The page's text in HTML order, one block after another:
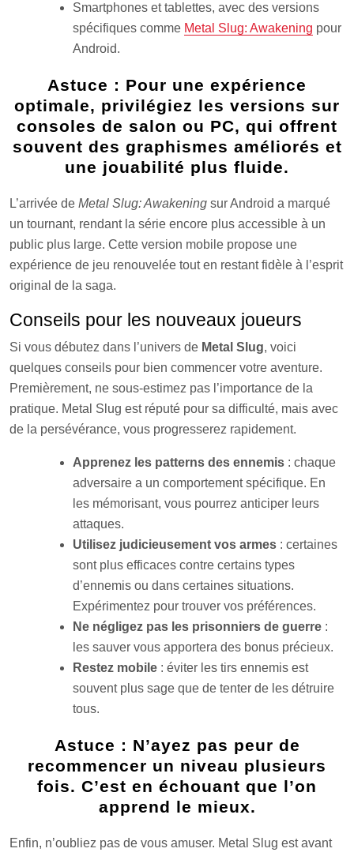
Smartphones et tablettes, avec des versions
spécifiques comme Metal Slug: Awakening pour
Android.
Astuce : Pour une expérience
optimale, privilégiez les versions sur
consoles de salon ou PC, qui offrent
souvent des graphismes améliorés et
une jouabilité plus fluide.
L’arrivée de Metal Slug: Awakening sur Android a marqué
un tournant, rendant la série encore plus accessible à un
public plus large. Cette version mobile propose une
expérience de jeu renouvelée tout en restant fidèle à l’esprit
original de la saga.
Conseils pour les nouveaux joueurs
Si vous débutez dans l’univers de Metal Slug, voici
quelques conseils pour bien commencer votre aventure.
Premièrement, ne sous-estimez pas l’importance de la
pratique. Metal Slug est réputé pour sa difficulté, mais avec
de la persévérance, vous progresserez rapidement.
Apprenez les patterns des ennemis : chaque
adversaire a un comportement spécifique. En
les mémorisant, vous pourrez anticiper leurs
attaques.
Utilisez judicieusement vos armes : certaines
sont plus efficaces contre certains types
d’ennemis ou dans certaines situations.
Expérimentez pour trouver vos préférences.
Ne négligez pas les prisonniers de guerre :
les sauver vous apportera des bonus précieux.
Restez mobile : éviter les tirs ennemis est
souvent plus sage que de tenter de les détruire
tous.
Astuce : N’ayez pas peur de
recommencer un niveau plusieurs
fois. C’est en échouant que l’on
apprend le mieux.
Enfin, n’oubliez pas de vous amuser. Metal Slug est avant